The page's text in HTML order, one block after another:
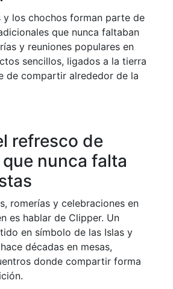
y los chochos forman parte de
que nunca faltaban
y reuniones populares en
sencillos, ligados a la tierra
de compartir alrededor de la
refresco de
nunca falta
romerías y celebraciones en
es hablar de Clipper. Un
en símbolo de las Islas y
décadas en mesas,
donde compartir forma